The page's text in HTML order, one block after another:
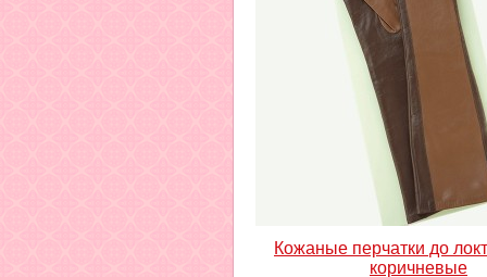
Кожаные перчатки до
коричневые